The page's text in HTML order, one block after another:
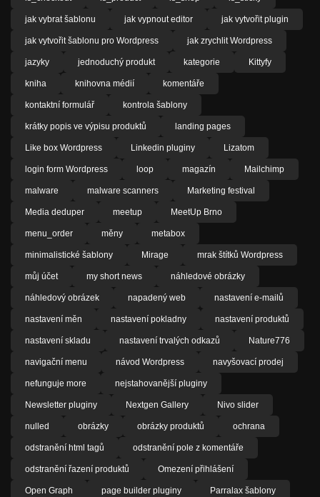
jak vybrat šablonu jak vypnout editor jak vytvořit plugin
jak vytvořit šablonu pro Wordpress jak zrychlit Wordpress
jazyky jednoduchý produkt kategorie Kittyfy
kniha knihovna médií komentáře
kontaktní formulář kontrola šablony
krátky popis ve výpisu produktů landing pages
Like box Wordpress Linkedin pluginy Lizatom
login form Wordpress loop magazín Mailchimp
malware malware scanners Marketing festival
Media deduper meetup MeetUp Brno
menu_order měny metabox
minimalistické šablony Mirage mrak štítků Wordpress
můj účet my short news náhledové obrázky
náhledový obrázek napadený web nastavení e-mailů
nastavení měn nastavení pokladny nastavení produktů
nastavení skladu nastavení trvalých odkazů Nature776
navigační menu návod Wordpress navyšovací prodej
nefunguje more nejstahovanější pluginy
Newsletter pluginy Nextgen Gallery Nivo slider
nulled obrázky obrázky produktů ochrana
odstranění html tagů odstranění pole z komentáře
odstranění řazení produktů Omezení přihlášení
Open Graph page builder pluginy Parralax šablony